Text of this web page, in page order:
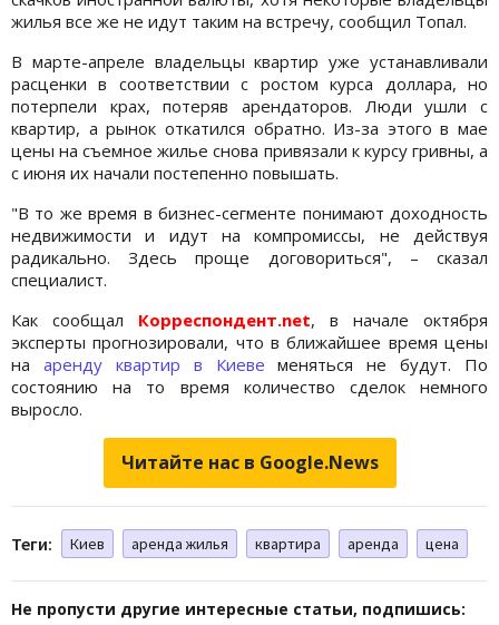
жилья все же не идут таким на встречу, сообщил Топал.
В марте-апреле владельцы квартир уже устанавливали
расценки в соответствии с ростом курса доллара, но
потерпели крах, потеряв арендаторов. Люди ушли с
квартир, а рынок откатился обратно. Из-за этого в мае
цены на съемное жилье снова привязали к курсу гривны, а
с июня их начали постепенно повышать.
"В то же время в бизнес-сегменте понимают доходность
недвижимости и идут на компромиссы, не действуя
радикально. Здесь проще договориться", – сказал
специалист.
Как сообщал Корреспондент.net, в начале октября
эксперты прогнозировали, что в ближайшее время цены
на аренду квартир в Киеве меняться не будут. По
состоянию на то время количество сделок немного
выросло.
Читайте нас в Google.News
Теги: Киев аренда жилья квартира аренда цена
Не пропусти другие интересные статьи, подпишись: